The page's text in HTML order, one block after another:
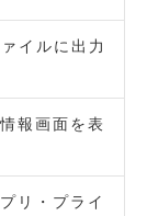
イルに出力
報画面を表
リ・プライ